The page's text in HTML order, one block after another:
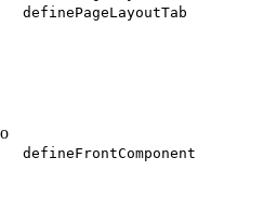
definePageLayoutTab
defineFrontComponent